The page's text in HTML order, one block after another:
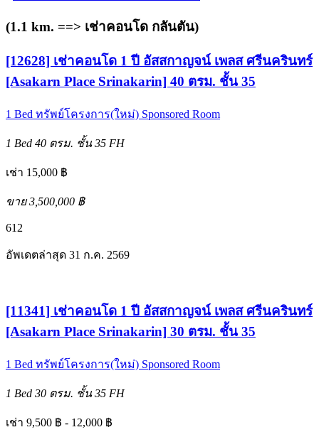
(1.1 km. ==> เช่าคอนโด กลันตัน)
[12628] เช่าคอนโด 1 ปี อัสสกาญจน์ เพลส ศรีนครินทร์
[Asakarn Place Srinakarin] 40 ตรม. ชั้น 35
1 Bed ทรัพย์โครงการ(ใหม่) Sponsored Room
1 Bed 40 ตรม. ชั้น 35 FH
เช่า 15,000 ฿
ขาย 3,500,000 ฿
612
อัพเดตล่าสุด 31 ก.ค. 2569
[11341] เช่าคอนโด 1 ปี อัสสกาญจน์ เพลส ศรีนครินทร์
[Asakarn Place Srinakarin] 30 ตรม. ชั้น 35
1 Bed ทรัพย์โครงการ(ใหม่) Sponsored Room
1 Bed 30 ตรม. ชั้น 35 FH
เช่า 9,500 ฿ - 12,000 ฿